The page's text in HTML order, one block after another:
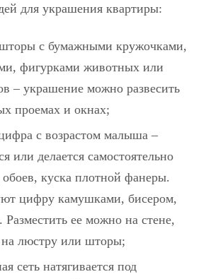
для украшения квартиры:
с бумажными кружочками,
фигурками животных или
– украшение можно развесить
проемах и окнах;
с возрастом малыша –
или делается самостоятельно
обоев, куска плотной фанеры.
цифру камушками, бисером,
Разместить ее можно на стене,
на люстру или шторы;
сеть натягивается под